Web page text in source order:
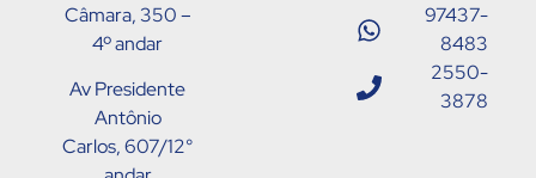
Câmara, 350 –
4º andar
Av Presidente
Antônio
Carlos, 607/12°
97437-
8483
2550-
3878